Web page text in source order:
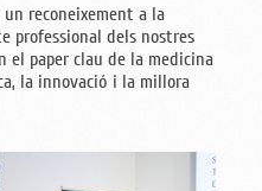
reconeixement a la
professional dels nostres
el paper clau de la medicina
la innovació i la millora